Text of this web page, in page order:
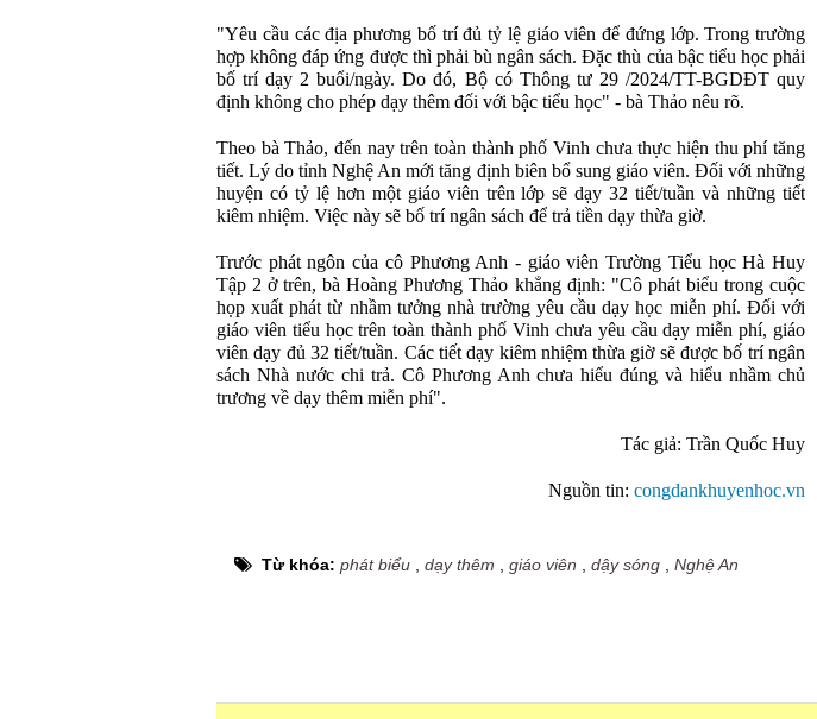
"Yêu cầu các địa phương bố trí đủ tỷ lệ giáo viên để đứng lớp. Trong trường
hợp không đáp ứng được thì phải bù ngân sách. Đặc thù của bậc tiểu học phải
bố trí dạy 2 buổi/ngày. Do đó, Bộ có Thông tư 29 /2024/TT-BGDĐT quy
định không cho phép dạy thêm đối với bậc tiểu học" - bà Thảo nêu rõ.
Theo bà Thảo, đến nay trên toàn thành phố Vinh chưa thực hiện thu phí tăng
tiết. Lý do tỉnh Nghệ An mới tăng định biên bổ sung giáo viên. Đối với những
huyện có tỷ lệ hơn một giáo viên trên lớp sẽ dạy 32 tiết/tuần và những tiết
kiêm nhiệm. Việc này sẽ bố trí ngân sách để trả tiền dạy thừa giờ.
Trước phát ngôn của cô Phương Anh - giáo viên Trường Tiểu học Hà Huy
Tập 2 ở trên, bà Hoàng Phương Thảo khẳng định: "Cô phát biểu trong cuộc
họp xuất phát từ nhầm tưởng nhà trường yêu cầu dạy học miễn phí. Đối với
giáo viên tiểu học trên toàn thành phố Vinh chưa yêu cầu dạy miễn phí, giáo
viên dạy đủ 32 tiết/tuần. Các tiết dạy kiêm nhiệm thừa giờ sẽ được bố trí ngân
sách Nhà nước chi trả. Cô Phương Anh chưa hiểu đúng và hiểu nhầm chủ
trương về dạy thêm miễn phí".
Tác giả: Trần Quốc Huy
Nguồn tin: congdankhuyenhoc.vn
Từ khóa: phát biểu dạy thêm giáo viên dậy sóng Nghệ An